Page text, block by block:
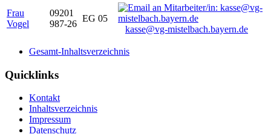
Frau
Vogel
09201
987-26
EG 05
kasse@vg-mistelbach.bayern.de
Gesamt-Inhaltsverzeichnis
Quicklinks
Kontakt
Inhaltsverzeichnis
Impressum
Datenschutz